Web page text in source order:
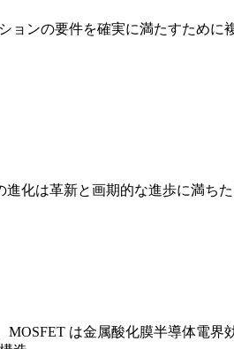
ョンの要件を確実に満たすため
化は革新と画期的な進歩に満
は金属酸化膜半導体電